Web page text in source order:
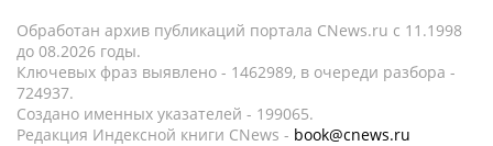
Обработан архив публикаций портала CNews.ru c 11.1998
до 08.2026 годы.
Ключевых фраз выявлено - 1462989, в очереди разбора -
724937.
Создано именных указателей - 199065.
Редакция Индексной книги CNews - book@cnews.ru